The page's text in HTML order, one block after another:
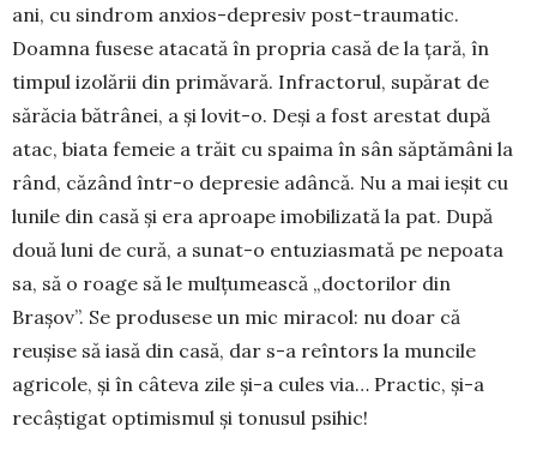
ani, cu sindrom anxios-depresiv post-traumatic.
Doamna fusese atacată în propria casă de la țară, în
timpul izolării din primăvară. Infrac­torul, supărat de
sărăcia bătrânei, a și lovit-o. Deși a fost arestat după
atac, biata femeie a trăit cu spai­ma în sân săptămâni la
rând, căzând într-o depresie adâncă. Nu a mai ieșit cu
lunile din casă și era aproa­pe imobilizată la pat. După
două luni de cură, a sunat-o entuziasmată pe nepoata
sa, să o roage să le mulțumească „doctorilor din
Brașov”. Se pro­dusese un mic miracol: nu doar că
reușise să iasă din casă, dar s-a reîntors la muncile
agricole, și în câteva zile și-a cules via… Practic, și-a
recâș­tigat optimismul și tonusul psihic!